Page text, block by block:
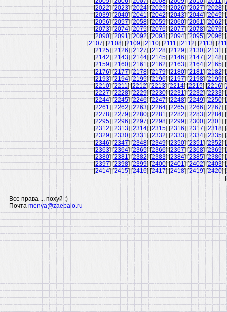
[2022] [2023] [2024] [2025] [2026] [2027] [2028] [
[2039] [2040] [2041] [2042] [2043] [2044] [2045] [
[2056] [2057] [2058] [2059] [2060] [2061] [2062] [
[2073] [2074] [2075] [2076] [2077] [2078] [2079] [
[2090] [2091] [2092] [2093] [2094] [2095] [2096] [
[2107] [2108] [2109] [2110] [2111] [2112] [2113] [
[2125] [2126] [2127] [2128] [2129] [2130] [2131] [
[2142] [2143] [2144] [2145] [2146] [2147] [2148] [
[2159] [2160] [2161] [2162] [2163] [2164] [2165] [
[2176] [2177] [2178] [2179] [2180] [2181] [2182] [
[2193] [2194] [2195] [2196] [2197] [2198] [2199] [
[2210] [2211] [2212] [2213] [2214] [2215] [2216] [
[2227] [2228] [2229] [2230] [2231] [2232] [2233] [
[2244] [2245] [2246] [2247] [2248] [2249] [2250] [
[2261] [2262] [2263] [2264] [2265] [2266] [2267] [
[2278] [2279] [2280] [2281] [2282] [2283] [2284] [
[2295] [2296] [2297] [2298] [2299] [2300] [2301] [
[2312] [2313] [2314] [2315] [2316] [2317] [2318] [
[2329] [2330] [2331] [2332] [2333] [2334] [2335] [
[2346] [2347] [2348] [2349] [2350] [2351] [2352] [
[2363] [2364] [2365] [2366] [2367] [2368] [2369] [
[2380] [2381] [2382] [2383] [2384] [2385] [2386] [
[2397] [2398] [2399] [2400] [2401] [2402] [2403] [
[2414] [2415] [2416] [2417] [2418] [2419] [2420] [
[
Все права ... похуй :)
Почтаmenya@zaebalo.ru